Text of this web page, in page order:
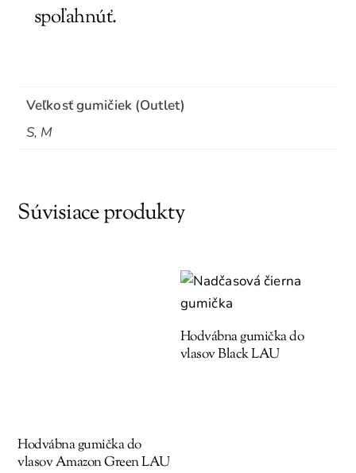
spoľahnúť.
Veľkosť gumičiek (Outlet)
S, M
Súvisiace produkty
Hodvábna gumička do
vlasov Amazon Green LAU
Hodvábna gumička do
vlasov Black LAU